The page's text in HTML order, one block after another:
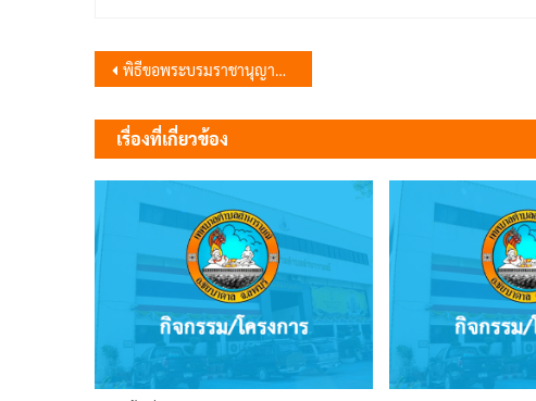
แนะแนว
เรื่อง
พิธีขอพระบรมราชานุญาตจัดงานแผ่นดินสมเด็จพระนารายณ์มหาราช
เรื่องที่เกี่ยวข้อง